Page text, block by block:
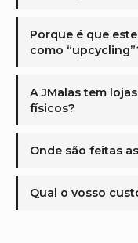
Porque é que
como
A JMalas tem
físicos?
Onde são feitas
Qual o vosso